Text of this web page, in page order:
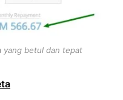
yang betul dan tepat